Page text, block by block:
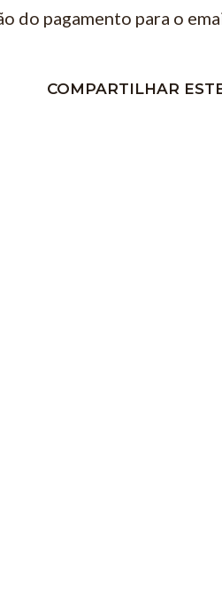
do pagamento para o
COMPARTILHAR